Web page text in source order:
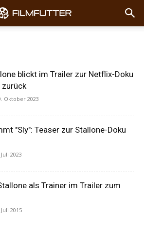
blickt im Trailer zur Netflix-Doku
zurück
Oktober 2023
"Sly": Teaser zur Stallone-Doku
2023
als Trainer im Trailer zum
Juli 2015